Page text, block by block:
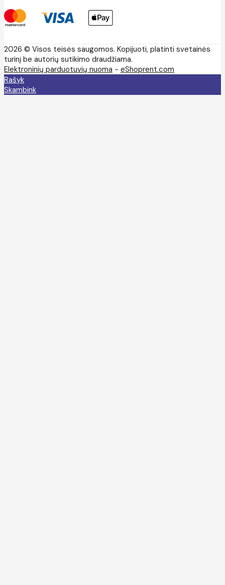
2026 © Visos teisės saugomos. Kopijuoti, platinti svetainės
turinį be autorių sutikimo draudžiama.
Elektroninių parduotuvių nuoma - eShoprent.com
Rašyk
Skambink